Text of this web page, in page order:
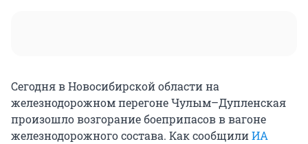
Сегодня в Новосибирской области на
железнодорожном перегоне Чулым–Дупленская
произошло возгорание боеприпасов в вагоне
железнодорожного состава. Как сообщилиИА